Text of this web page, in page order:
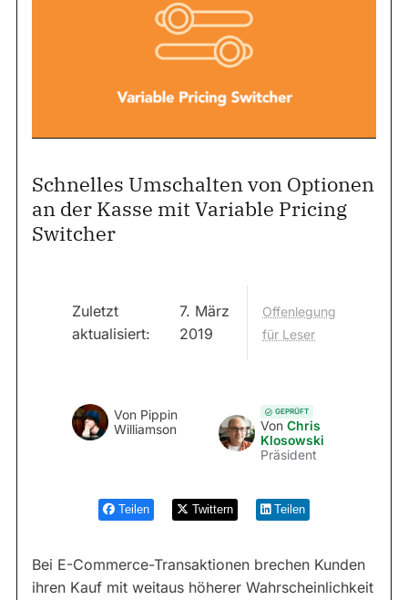
Schnelles Umschalten von Optionen
an der Kasse mit Variable Pricing
Switcher
Zuletzt
aktualisiert:
7. März
2019
Offenlegung
für Leser
Von Pippin
Williamson
GEPRÜFT
Von Chris
Klosowski
Präsident
Teilen Twittern Teilen
Bei E-Commerce-Transaktionen brechen Kunden
ihren Kauf mit weitaus höherer Wahrscheinlichkeit